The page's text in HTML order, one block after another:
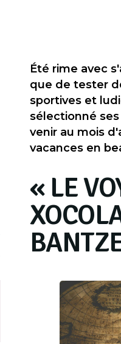
Été rime avec
que de tester
sportives et
sélectionné
venir au mois
vacances en
« LE